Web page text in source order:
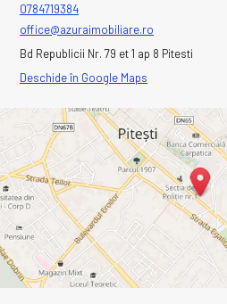
0784719384
office@azuraimobiliare.ro
Bd Republicii Nr. 79 et 1 ap 8 Pitesti
Deschide în Google Maps